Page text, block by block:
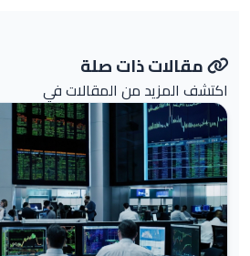
مقالات ذات صلة
اكتشف المزيد من المقالات في